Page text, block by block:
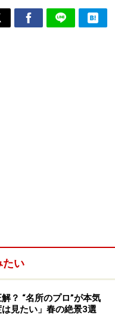
たい
？ “名所のプロ”が本気
見たい」春の絶景3選